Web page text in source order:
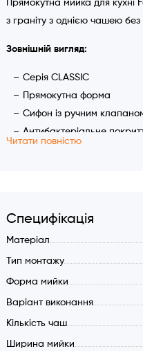
Прямокутна мийка для
з граніту з однією чашею
Зовнішній вигляд:
Серія CLASSIC
Прямокутна форма
Сифон із ручним
Антибактеріальне
Чаша: 340x370 мм
Без крила
Сифон із клапаном та
Перелив у чаші
Композитний матеріал:
Ширина шафи (мін.): 450
Читати повністю
Специфікація
Матеріал
Тип монтажу
Форма мийки
Варіант виконання
Кількість чаш
Ширина мийки